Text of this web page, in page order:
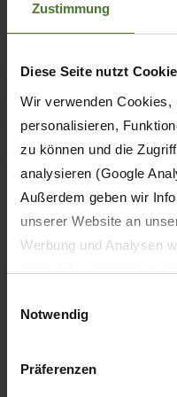
Zustimmung
Diese Seite nutzt
Wir verwenden Cookies,
personalisieren,
zu können und die
analysieren (Google
Außerdem geben wir
unserer Website an
Werbung und Analysen
sie im Rahmen Ihrer
Wir setzen im Rahmen
Notwendig
Präferenzen